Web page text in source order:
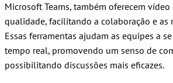
Microsoft Teams, também oferecem
qualidade, facilitando a colaboração e as
Essas ferramentas ajudam as equipes a
tempo real, promovendo um senso de
possibilitando discussões mais eficazes.